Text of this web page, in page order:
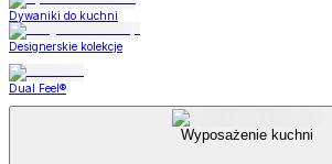
Dywaniki do kuchni
Designerskie kolekcje
Dual Feel®
Wyposażenie kuchni